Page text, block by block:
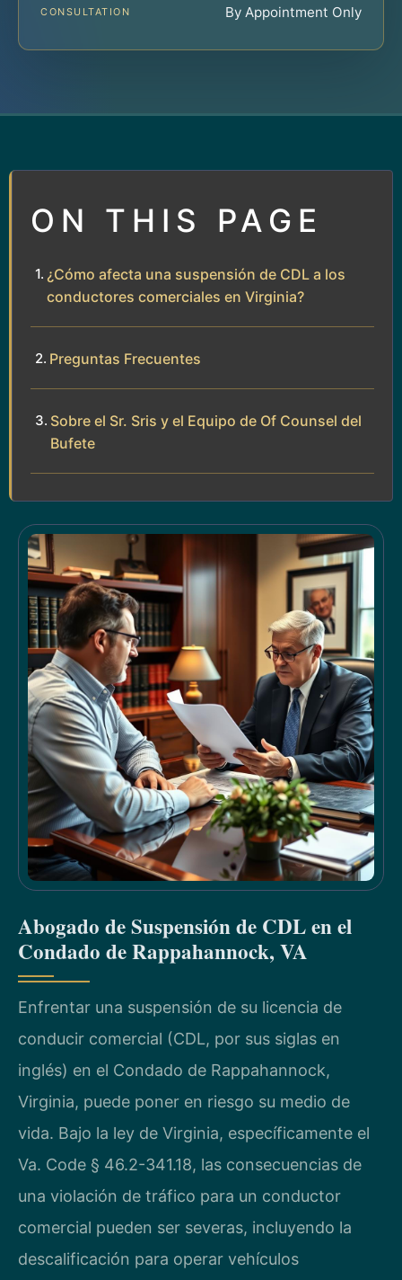
CONSULTATION By Appointment Only
ON THIS PAGE
¿Cómo afecta una suspensión de CDL a los
conductores comerciales en Virginia?
Preguntas Frecuentes
Sobre el Sr. Sris y el Equipo de Of Counsel del
Bufete
Abogado de Suspensión de CDL en el
Condado de Rappahannock, VA
Enfrentar una suspensión de su licencia de
conducir comercial (CDL, por sus siglas en
inglés) en el Condado de Rappahannock,
Virginia, puede poner en riesgo su medio de
vida. Bajo la ley de Virginia, específicamente el
Va. Code § 46.2-341.18, las consecuencias de
una violación de tráfico para un conductor
comercial pueden ser severas, incluyendo la
descalificación para operar vehículos